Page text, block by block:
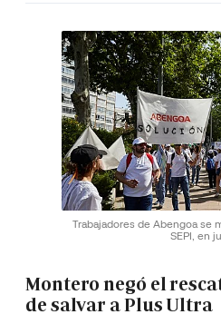
Trabajadores de Abengoa se
SEPI, en
Montero negó el
de salvar a Plus Ultra